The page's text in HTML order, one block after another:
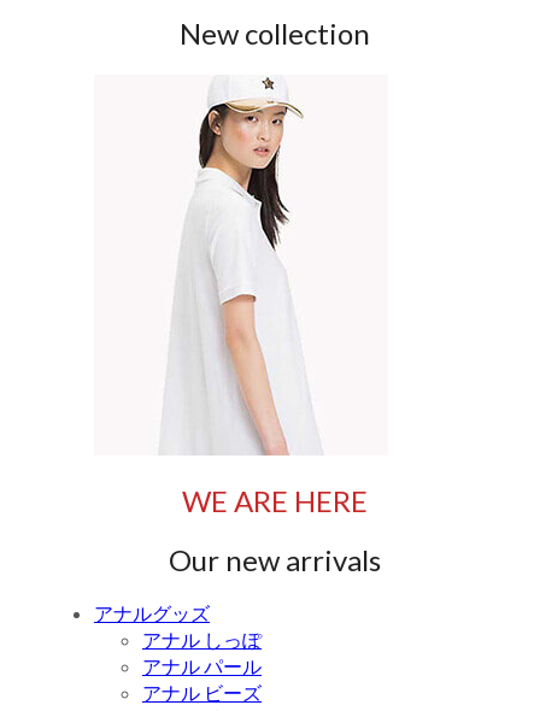
New collection
WE ARE HERE
Our new arrivals
アナルグッズ
アナル しっぽ
アナル パール
アナル ビーズ